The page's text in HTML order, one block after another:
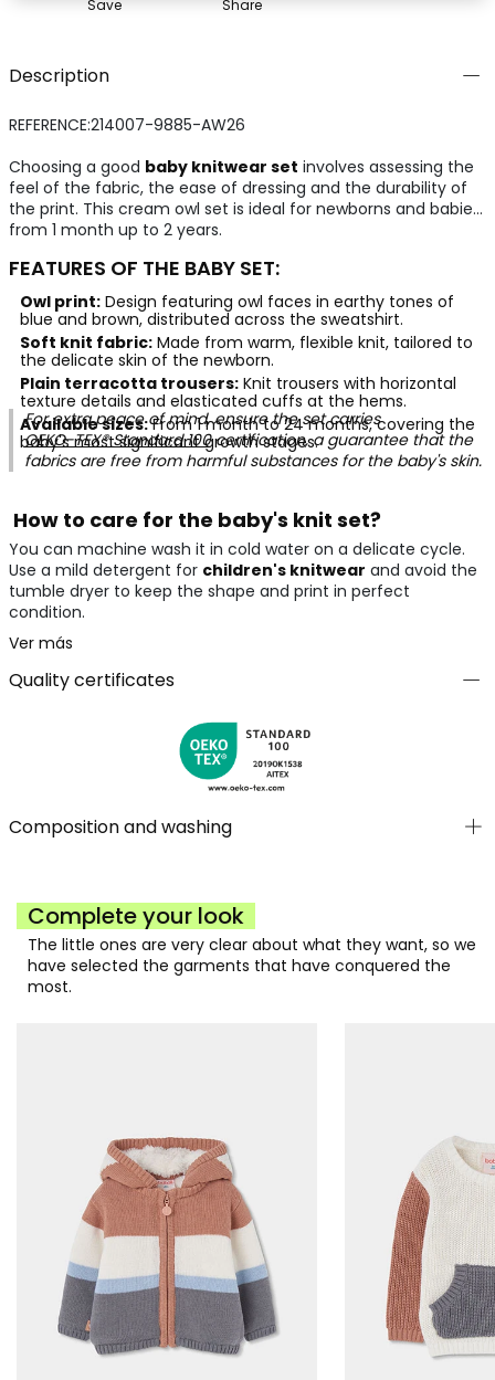
Save Share
Description
REFERENCE:214007-9885-AW26
Choosing a good baby knitwear set involves assessing the
feel of the fabric, the ease of dressing and the durability of
the print. This cream owl set is ideal for newborns and babies
from 1 month up to 2 years.
FEATURES OF THE BABY SET:
Owl print:Design featuring owl faces in earthy tones of
blue and brown, distributed across the sweatshirt.
Soft knit fabric:Made from warm, flexible knit, tailored to
the delicate skin of the newborn.
Plain terracotta trousers:Knit trousers with horizontal
texture details and elasticated cuffs at the hems.
Available sizes:From 1 month to 24 months, covering the
baby's most significant growth stages.
For extra peace of mind, ensure the set carries
OEKO-TEX® Standard 100certification, a guarantee that the
fabrics are free from harmful substances for the baby's skin.
How to care for the baby's knit set?
You can machine wash it in cold water on a delicate cycle.
Use a mild detergent for children's knitwear and avoid the
tumble dryer to keep the shape and print in perfect
condition.
Ver más
Quality certificates
Composition and washing
Complete your look
The little ones are very clear about what they want, so we
have selected the garments that have conquered the
most.